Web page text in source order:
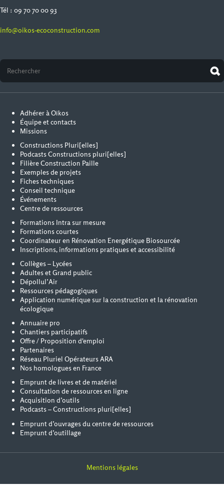
Tél : 09 70 70 00 93
info@oikos-ecoconstruction.com
Adhérer à Oïkos
Équipe et contacts
Missions
Constructions Pluri[elles]
Podcasts Constructions pluri[elles]
Filière Construction Paille
Exemples de projets
Fiches techniques
Conseil technique
Événements
Centre de ressources
Formations Intra sur mesure
Formations courtes
Coordinateur en Rénovation Energétique Biosourcée
Inscriptions, informations pratiques et accessibilité
Collèges – Lycées
Adultes et Grand public
Dépollul’Air
Ressources pédagogiques
Application numérique sur la construction et la rénovation
écologique
Annuaire pro
Chantiers participatifs
Offre / Proposition d'emploi
Partenaires
Réseau Pluriel Opérateurs ARA
Nos homologues en France
Emprunt de livres et de matériel
Consultation de ressources en ligne
Acquisition d’outils
Podcasts – Constructions pluri[elles]
Emprunt d’ouvrages du centre de ressources
Emprunt d’outillage
Mentions légales